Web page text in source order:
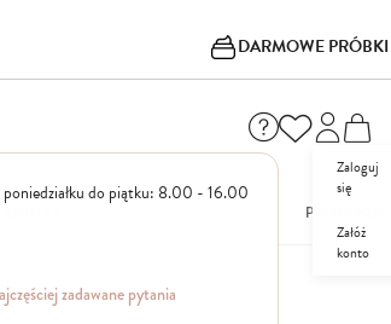
DARMOWE PRÓBKI
do piątku: 8.00 - 16.00
zadawane pytania
Zaloguj
się
Załóż
konto
PROMOCJE